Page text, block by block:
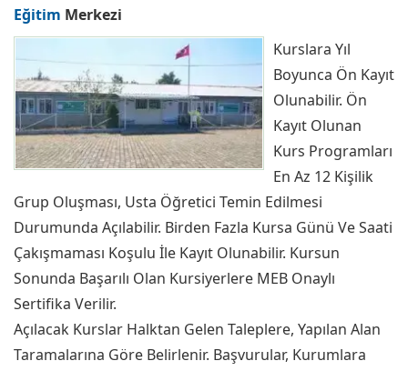
Eğitim Merkezi
Kurslara Yıl
Boyunca Ön Kayıt
Olunabilir. Ön
Kayıt Olunan
Kurs Programları
En Az 12 Kişilik
Grup Oluşması, Usta Öğretici Temin Edilmesi
Durumunda Açılabilir. Birden Fazla Kursa Günü Ve Saati
Çakışmaması Koşulu İle Kayıt Olunabilir. Kursun
Sonunda Başarılı Olan Kursiyerlere MEB Onaylı
Sertifika Verilir.
Açılacak Kurslar Halktan Gelen Taleplere, Yapılan Alan
Taramalarına Göre Belirlenir. Başvurular, Kurumlara